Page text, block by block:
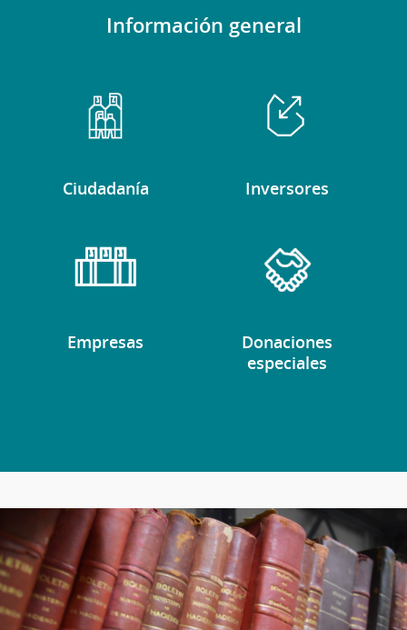
Información general
Ciudadanía Inversores
Empresas
Donaciones
especiales